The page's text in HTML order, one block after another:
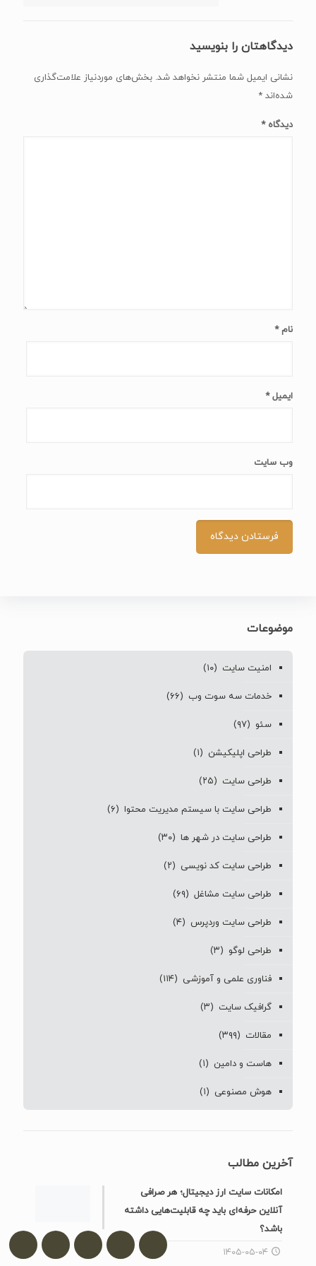
دیدگاهتان را بنویسید
نشانی ایمیل شما منتشر نخواهد شد. بخش‌های موردنیاز علامت‌گذاری
شده‌اند *
دیدگاه*
نام*
ایمیل*
وب‌ سایت
موضوعات
امنیت سایت (۱۰)
خدمات سه سوت وب (۶۶)
سئو (۹۷)
طراحی اپلیکیشن (۱)
طراحی سایت (۲۵)
طراحی سایت با سیستم مدیریت محتوا (۶)
طراحی سایت در شهر ها (۳۰)
طراحی سایت کد نویسی (۲)
طراحی سایت مشاغل (۶۹)
طراحی سایت وردپرس (۴)
طراحی لوگو (۳)
فناوری علمی و آموزشی (۱۱۴)
گرافیک سایت (۳)
مقالات (۳۹۹)
هاست و دامین (۱)
هوش مصنوعی (۱)
آخرین مطالب
امکانات سایت ارز دیجیتال؛ هر صرافی
آنلاین حرفه‌ای باید چه قابلیت‌هایی داشته
باشد؟
۱۴۰۵-۰۵-۰۴